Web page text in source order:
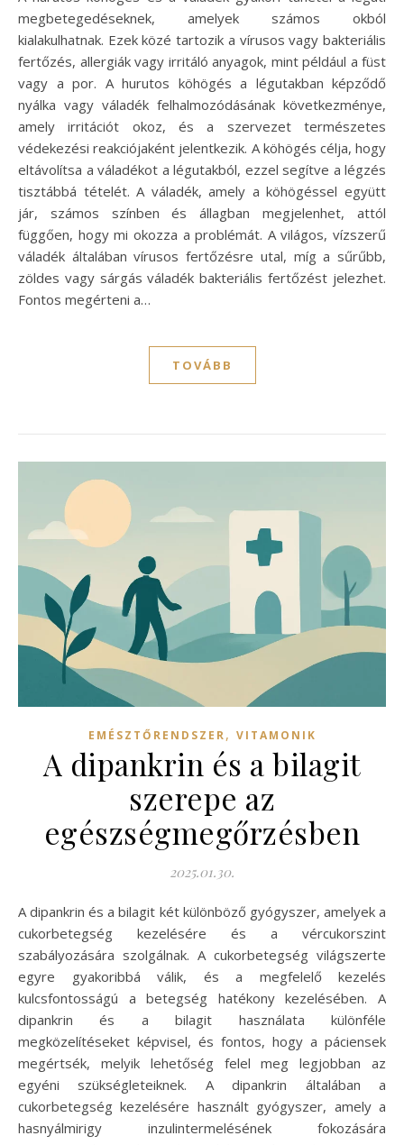
megbetegedéseknek, amelyek számos okból
kialakulhatnak. Ezek közé tartozik a vírusos vagy bakteriális
fertőzés, allergiák vagy irritáló anyagok, mint például a füst
vagy a por. A hurutos köhögés a légutakban képződő
nyálka vagy váladék felhalmozódásának következménye,
amely irritációt okoz, és a szervezet természetes
védekezési reakciójaként jelentkezik. A köhögés célja, hogy
eltávolítsa a váladékot a légutakból, ezzel segítve a légzés
tisztábbá tételét. A váladék, amely a köhögéssel együtt
jár, számos színben és állagban megjelenhet, attól
függően, hogy mi okozza a problémát. A világos, vízszerű
váladék általában vírusos fertőzésre utal, míg a sűrűbb,
zöldes vagy sárgás váladék bakteriális fertőzést jelezhet.
Fontos megérteni a…
TOVÁBB
EMÉSZTŐRENDSZER, VITAMONIK
A dipankrin és a bilagit
szerepe az
egészségmegőrzésben
2025.01.30.
A dipankrin és a bilagit két különböző gyógyszer, amelyek a
cukorbetegség kezelésére és a vércukorszint
szabályozására szolgálnak. A cukorbetegség világszerte
egyre gyakoribbá válik, és a megfelelő kezelés
kulcsfontosságú a betegség hatékony kezelésében. A
dipankrin és a bilagit használata különféle
megközelítéseket képvisel, és fontos, hogy a páciensek
megértsék, melyik lehetőség felel meg legjobban az
egyéni szükségleteiknek. A dipankrin általában a
cukorbetegség kezelésére használt gyógyszer, amely a
hasnyálmirigy inzulintermelésének fokozására